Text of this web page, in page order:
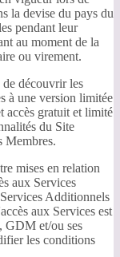
la devise du pays du
pendant leur
au moment de la
ou virement.
découvrir les
à une version limitée
accès gratuit et limité
du Site
Membres.
mises en relation
aux Services
Additionnels
aux Services est
GDM et/ou ses
les conditions